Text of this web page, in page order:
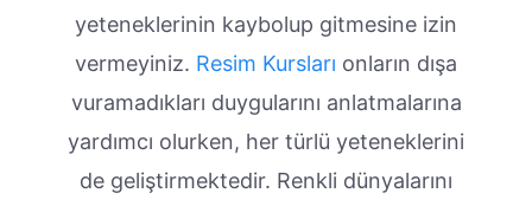
yeteneklerinin kaybolup gitmesine izin
vermeyiniz. Resim Kursları onların dışa
vuramadıkları duygularını anlatmalarına
yardımcı olurken, her türlü yeteneklerini
de geliştirmektedir. Renkli dünyalarını